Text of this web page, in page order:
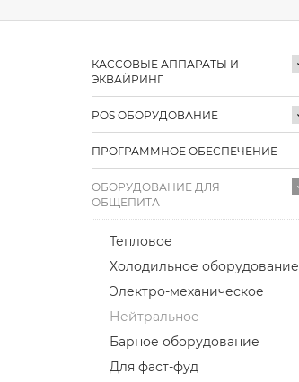
КАССОВЫЕ АППАРАТЫ И
ЭКВАЙРИНГ
POS ОБОРУДОВАНИЕ
ПРОГРАММНОЕ ОБЕСПЕЧЕНИЕ
ОБОРУДОВАНИЕ ДЛЯ
ОБЩЕПИТА
Тепловое
Холодильное оборудование
Электро-механическое
Нейтральное
Барное оборудование
Для фаст-фуд